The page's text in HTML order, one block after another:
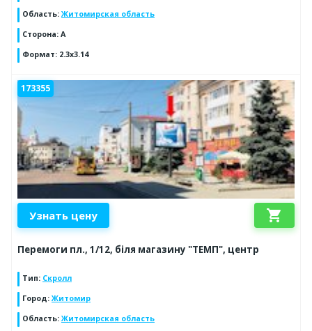
Область: Житомирская область
Сторона: A
Формат: 2.3x3.14
173355
Узнать цену shopping_cart
Перемоги пл., 1/12, біля магазину "ТЕМП", центр
Тип: Скролл
Город: Житомир
Область: Житомирская область